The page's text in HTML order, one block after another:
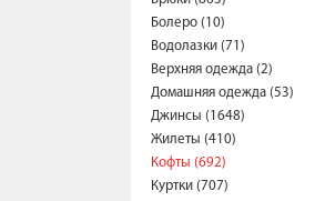
Болеро (10)
Водолазки (71)
Верхняя одежда (2)
Домашняя одежда (53)
Джинсы (1648)
Жилеты (410)
Кофты (692)
Куртки (707)